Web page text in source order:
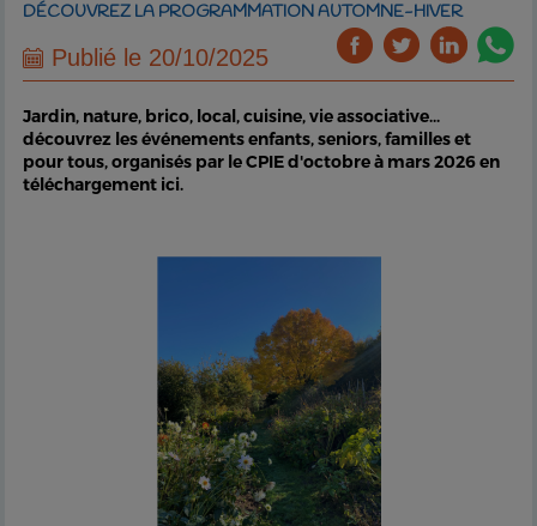
DÉCOUVREZ LA PROGRAMMATION AUTOMNE-HIVER
Publié le 20/10/2025
Jardin, nature, brico, local, cuisine, vie associative...
découvrez les événements enfants, seniors, familles et
pour tous, organisés par le CPIE d'octobre à mars 2026 en
téléchargement ici.